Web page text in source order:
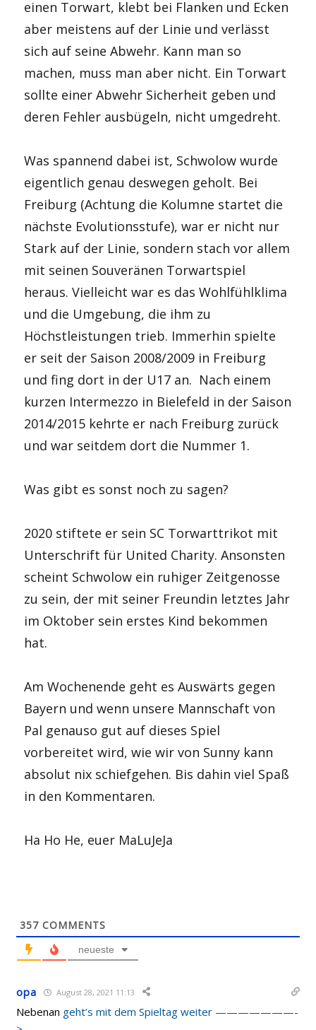
einen Torwart, klebt bei Flanken und Ecken
aber meistens auf der Linie und verlässt
sich auf seine Abwehr. Kann man so
machen, muss man aber nicht. Ein Torwart
sollte einer Abwehr Sicherheit geben und
deren Fehler ausbügeln, nicht umgedreht.
Was spannend dabei ist, Schwolow wurde
eigentlich genau deswegen geholt. Bei
Freiburg (Achtung die Kolumne startet die
nächste Evolutionsstufe), war er nicht nur
Stark auf der Linie, sondern stach vor allem
mit seinen Souveränen Torwartspiel
heraus. Vielleicht war es das Wohlfühlklima
und die Umgebung, die ihm zu
Höchstleistungen trieb. Immerhin spielte
er seit der Saison 2008/2009 in Freiburg
und fing dort in der U17 an. Nach einem
kurzen Intermezzo in Bielefeld in der Saison
2014/2015 kehrte er nach Freiburg zurück
und war seitdem dort die Nummer 1.
Was gibt es sonst noch zu sagen?
2020 stiftete er sein SC Torwarttrikot mit
Unterschrift für United Charity. Ansonsten
scheint Schwolow ein ruhiger Zeitgenosse
zu sein, der mit seiner Freundin letztes Jahr
im Oktober sein erstes Kind bekommen
hat.
Am Wochenende geht es Auswärts gegen
Bayern und wenn unsere Mannschaft von
Pal genauso gut auf dieses Spiel
vorbereitet wird, wie wir von Sunny kann
absolut nix schiefgehen. Bis dahin viel Spaß
in den Kommentaren.
Ha Ho He, euer MaLuJeJa
357 COMMENTS
neueste
opa August 28, 2021 11:13
Nebenan geht’s mit dem Spieltag weiter ———————-